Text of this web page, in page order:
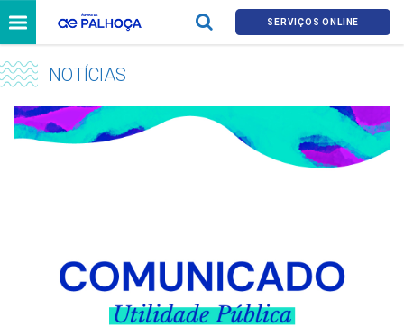
SERVIÇOS ONLINE
NOTÍCIAS